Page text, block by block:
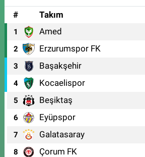
#
Takım
1 Amed
2 Erzurumspor FK
3 Başakşehir
4 Kocaelispor
5 Beşiktaş
6 Eyüpspor
7 Galatasaray
8 Çorum FK